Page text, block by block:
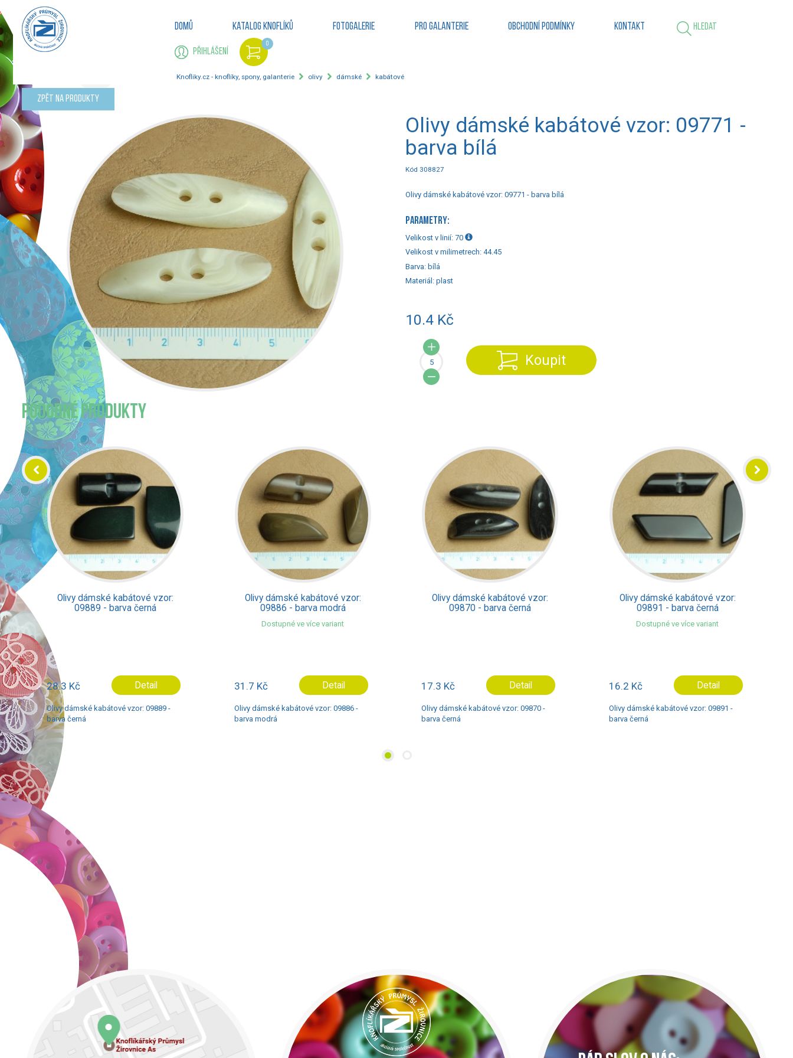
Domů Katalog knoflíků Fotogalerie Pro galanterie Obchodní podmínky Kontakt Hledat
Přihlášení
0
Knofliky.cz - knoflíky, spony, galanterie olivy dámské kabátové
Zpět na produkty
Olivy dámské kabátové vzor: 09771 -
barva bílá
Kód 308827
Olivy dámské kabátové vzor: 09771 - barva bílá
PARAMETRY:
Velikost v linií: 70
Velikost v milimetrech: 44.45
Barva: bílá
Materiál: plast
10.4 Kč
Koupit
PODOBNÉ PRODUKTY
Olivy dámské kabátové vzor:
09886 - barva modrá
31.7 Kč Detail
Olivy dámské kabátové vzor: 09886 -
barva modrá
Olivy dámské kabátové vzor:
09870 - barva černá
17.3 Kč Detail
Olivy dámské kabátové vzor: 09870 -
barva černá
Olivy dámské kabátové vzor:
09891 - barva černá
16.2 Kč Detail
Olivy dámské kabátové vzor: 09891 -
barva černá
Olivy dámské kabátové vzor:
09987 - barva bílá
Dostupné ve více variant
13.1 Kč Detail
Olivy dámské kabátové vzor: 09987 -
barva bílá